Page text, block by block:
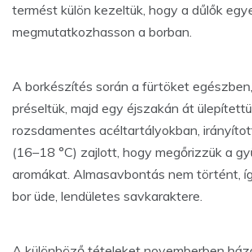
termést külön kezeltük, hogy a dűlők
megmutatkozhasson a borban.
A borkészítés során a fürtöket
préseltük, majd egy éjszakán át
rozsdamentes acéltartályokban,
(16–18 °C) zajlott, hogy megőrizzük a
aromákat. Almasavbontás nem történt,
bor üde, lendületes savkaraktere.